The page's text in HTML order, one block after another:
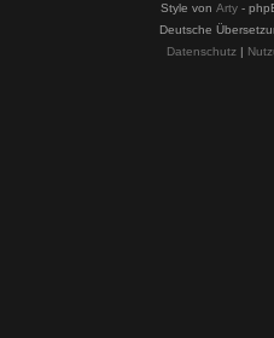
Style von Arty -
Deutsche
Datenschutz|